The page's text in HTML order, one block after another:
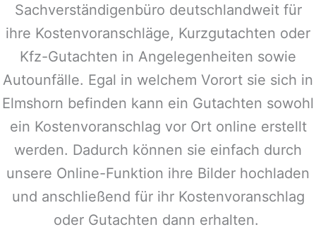
Sachverständigenbüro deutschlandweit für
ihre Kostenvoranschläge, Kurzgutachten oder
Kfz-Gutachten in Angelegenheiten sowie
Autounfälle. Egal in welchem Vorort sie sich in
Elmshorn befinden kann ein Gutachten sowohl
ein Kostenvoranschlag vor Ort online erstellt
werden. Dadurch können sie einfach durch
unsere Online-Funktion ihre Bilder hochladen
und anschließend für ihr Kostenvoranschlag
oder Gutachten dann erhalten.